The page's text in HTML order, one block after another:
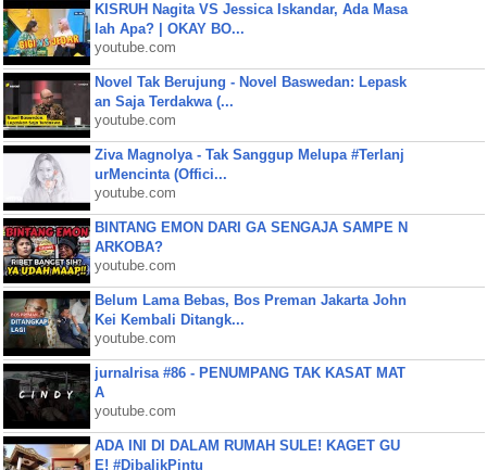
KISRUH Nagita VS Jessica Iskandar, Ada Masa
lah Apa? | OKAY BO...
youtube.com
Novel Tak Berujung - Novel Baswedan: Lepask
an Saja Terdakwa (...
youtube.com
Ziva Magnolya - Tak Sanggup Melupa #Terlanj
urMencinta (Offici...
youtube.com
BINTANG EMON DARI GA SENGAJA SAMPE N
ARKOBA?
youtube.com
Belum Lama Bebas, Bos Preman Jakarta John
Kei Kembali Ditangk...
youtube.com
jurnalrisa #86 - PENUMPANG TAK KASAT MAT
A
youtube.com
ADA INI DI DALAM RUMAH SULE! KAGET GU
E! #DibalikPintu